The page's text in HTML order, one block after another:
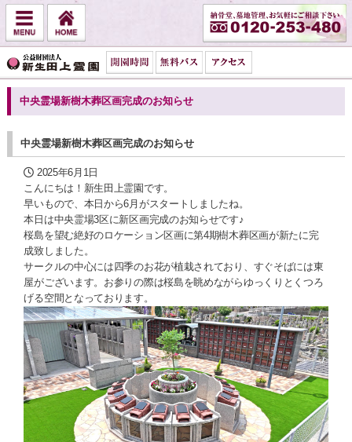
中央霊場新樹木葬区画完成のお知らせ
中央霊場新樹木葬区画完成のお知らせ
2025年6月1日
こんにちは！新生田上霊園です。
早いもので、本日から6月がスタートしましたね。
本日は中央霊場3区に新区画完成のお知らせです♪
桜島を望む絶好のロケーション区画に第4期樹木葬区画が新たに完
成致しました。
サークルの中心には四季のお花が植栽されており、すぐそばには東
屋がございます。お参りの際は桜島を眺めながらゆっくりとくつろ
げる空間となっております。